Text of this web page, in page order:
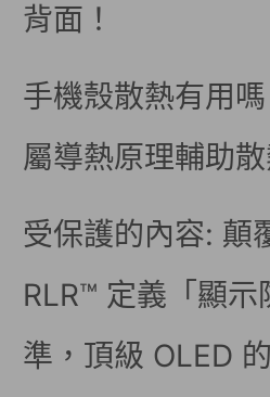
背面！
手機殼散熱有用
屬導熱原理輔助散
受保護的內容: 顛
RLR™ 定義「顯示
準，頂級 OLED